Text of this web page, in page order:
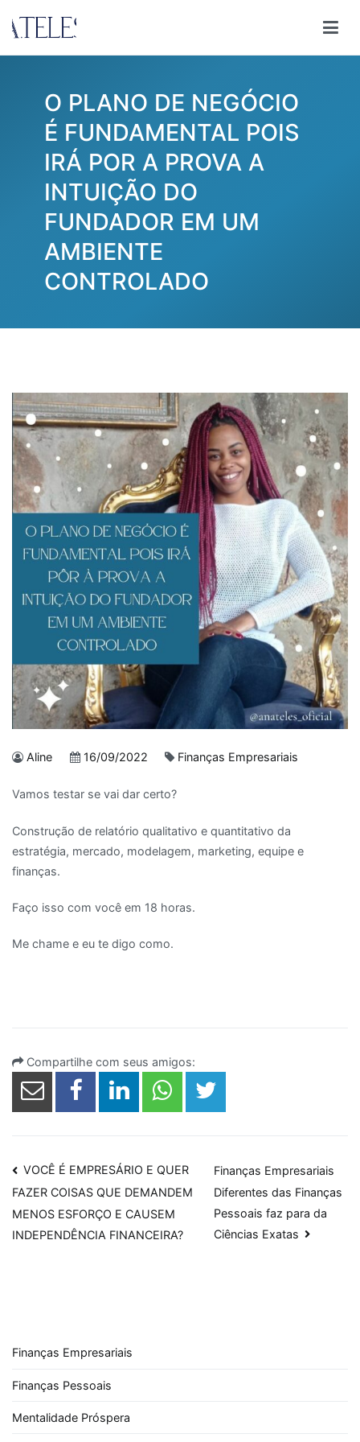
para
O PLANO DE NEGÓCIO
É FUNDAMENTAL POIS
IRÁ POR A PROVA A
INTUIÇÃO DO
FUNDADOR EM UM
AMBIENTE
CONTROLADO
Aline 16/09/2022 Finanças Empresariais
Vamos testar se vai dar certo?
Construção de relatório qualitativo e quantitativo da
estratégia, mercado, modelagem, marketing, equipe e
finanças.
Faço isso com você em 18 horas.
Me chame e eu te digo como.
Compartilhe com seus amigos:
Navegação
de
Post
VOCÊ É EMPRESÁRIO E QUER
FAZER COISAS QUE DEMANDEM
MENOS ESFORÇO E CAUSEM
INDEPENDÊNCIA FINANCEIRA?
Finanças Empresariais
Diferentes das Finanças
Pessoais faz para da
Ciências Exatas
Finanças Empresariais
Finanças Pessoais
Mentalidade Próspera